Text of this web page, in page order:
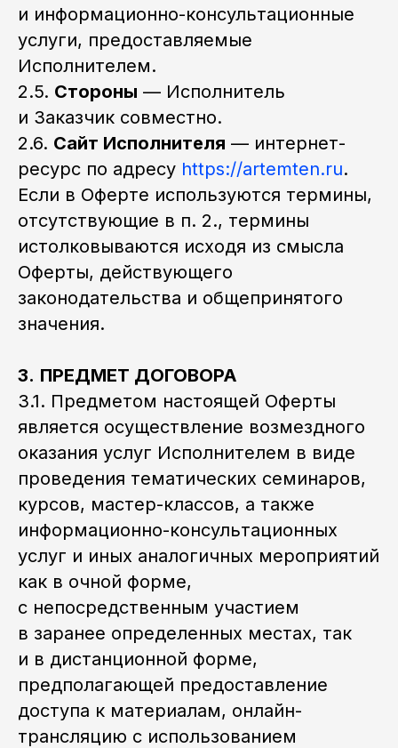
и информационно-консультационные
услуги, предоставляемые
Исполнителем.
2.5. Стороны — Исполнитель
и Заказчик совместно.
2.6. Сайт Исполнителя — интернет-
ресурс по адресу https://artemten.ru.
Если в Оферте используются термины,
отсутствующие в п. 2., термины
истолковываются исходя из смысла
Оферты, действующего
законодательства и общепринятого
значения.
3. ПРЕДМЕТ ДОГОВОРА
3.1. Предметом настоящей Оферты
является осуществление возмездного
оказания услуг Исполнителем в виде
проведения тематических семинаров,
курсов, мастер-классов, а также
информационно-консультационных
услуг и иных аналогичных мероприятий
как в очной форме,
с непосредственным участием
в заранее определенных местах, так
и в дистанционной форме,
предполагающей предоставление
доступа к материалам, онлайн-
трансляцию с использованием